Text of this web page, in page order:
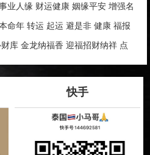
业人缘 财运健康 姻缘平安 增强名
命年 转运 起运 避是非 健康 福报
福利
库 金龙纳福香 迎福招财纳祥 点
快手